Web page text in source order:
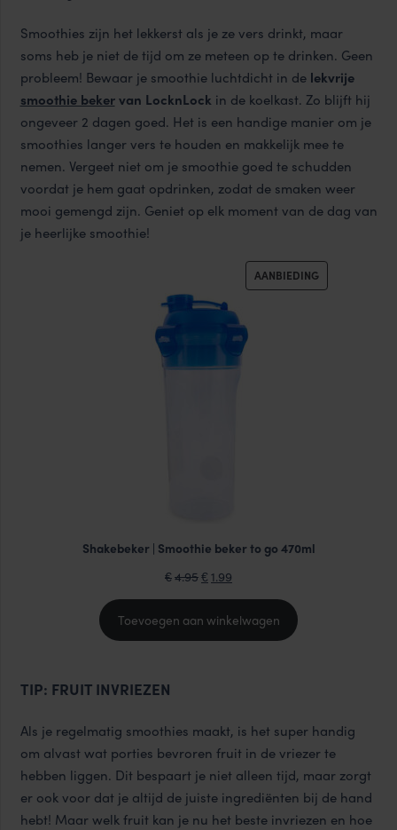
Smoothies zijn het lekkerst als je ze vers drinkt, maar
soms heb je niet de tijd om ze meteen op te drinken. Geen
probleem! Bewaar je smoothie luchtdicht in de lekvrije
smoothie bekervan LocknLock in de koelkast. Zo blijft hij
ongeveer 2 dagen goed. Het is een handige manier om je
smoothies langer vers te houden en makkelijk mee te
nemen. Vergeet niet om je smoothie goed te schudden
voordat je hem gaat opdrinken, zodat de smaken weer
mooi gemengd zijn. Geniet op elk moment van de dag van
je heerlijke smoothie!
AANBIEDINGPRODUCT
Shakebeker | Smoothie beker to go 470ml
€ 4.95Oorspronkelijke
prijs
was:
€4.95.
€ 1.99
prijs
is:
€1.99.
Toevoegen aan winkelwagen
TIP: FRUIT INVRIEZEN
Als je regelmatig smoothies maakt, is het super handig
om alvast wat porties bevroren fruit in de vriezer te
hebben liggen. Dit bespaart je niet alleen tijd, maar zorgt
er ook voor dat je altijd de juiste ingrediënten bij de hand
hebt! Maar welk fruit kan je nu het beste invriezen en hoe